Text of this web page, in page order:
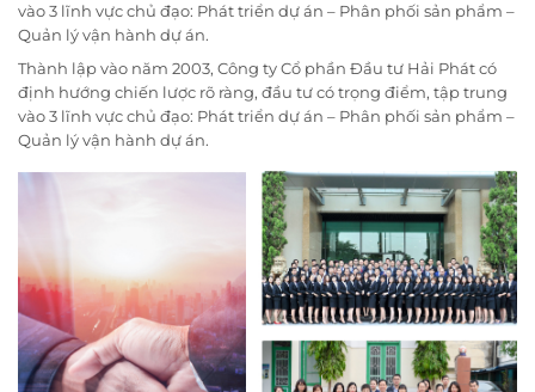
vào 3 lĩnh vực chủ đạo: Phát triển dự án – Phân phối sản phẩm –
Quản lý vận hành dự án.
Thành lập vào năm 2003, Công ty Cổ phần Đầu tư Hải Phát có
định hướng chiến lược rõ ràng, đầu tư có trọng điểm, tập trung
vào 3 lĩnh vực chủ đạo: Phát triển dự án – Phân phối sản phẩm –
Quản lý vận hành dự án.